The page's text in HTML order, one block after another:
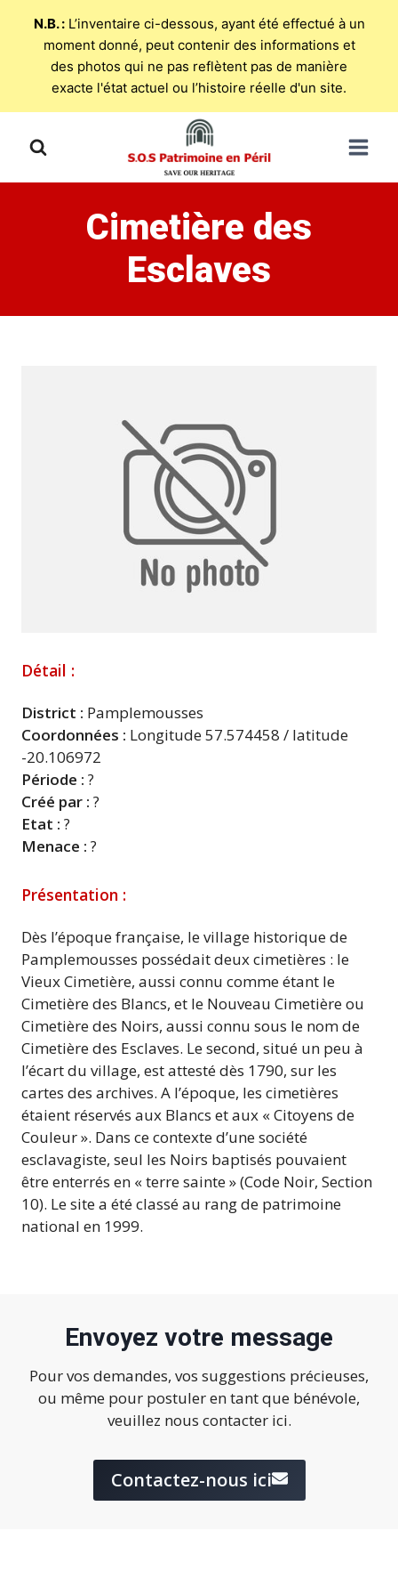
Cimetière des
Esclaves
Détail :
District : Pamplemousses
Coordonnées : Longitude 57.574458 / latitude
-20.106972
Période : ?
Créé par : ?
Etat : ?
Menace : ?
Présentation :
Dès l’époque française, le village historique de
Pamplemousses possédait deux cimetières : le
Vieux Cimetière, aussi connu comme étant le
Cimetière des Blancs, et le Nouveau Cimetière ou
Cimetière des Noirs, aussi connu sous le nom de
Cimetière des Esclaves. Le second, situé un peu à
l’écart du village, est attesté dès 1790, sur les
cartes des archives. A l’époque, les cimetières
étaient réservés aux Blancs et aux « Citoyens de
Couleur ». Dans ce contexte d’une société
esclavagiste, seul les Noirs baptisés pouvaient
être enterrés en « terre sainte » (Code Noir, Section
10). Le site a été classé au rang de patrimoine
national en 1999.
Envoyez votre message
Pour vos demandes, vos suggestions précieuses,
ou même pour postuler en tant que bénévole,
veuillez nous contacter ici.
Contactez-nous ici
N.B. :L’inventaire ci-dessous, ayant été effectué à un
moment donné, peut contenir des informations et
des photos qui ne pas reflètent pas de manière
exacte l'état actuel ou l’histoire réelle d'un site.